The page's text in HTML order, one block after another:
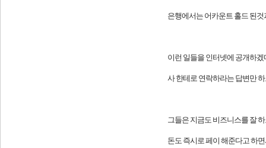
은행에서는 어카운트 홀드 된
이런 일들을 인터넷에 공개하
사 한테로 연락하라는 답변만
그들은 지금도 비즈니스를 잘
돈도 즉시로 페이 해준다고 하